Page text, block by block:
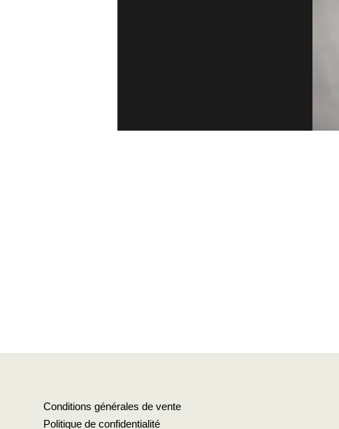
Conditions générales de vente
Politique de confidentialité